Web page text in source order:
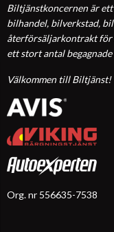
Biltjänstkoncernen är
bilhandel, bilverkstad,
återförsäljarkontrakt för
ett stort antal
Välkommen till Biltjänst!
Org. nr 556635-7538